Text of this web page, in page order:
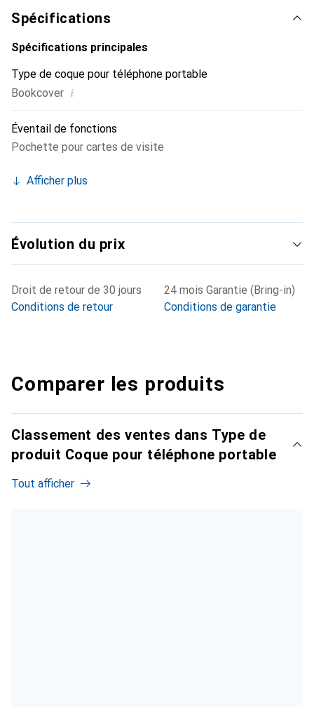
exigeante.
Spécifications
Spécifications principales
Type de coque pour téléphone portable
Bookcover i
Éventail de fonctions
Pochette pour cartes de visite
Afficher plus
Évolution du prix
Droit de retour de 30 jours
Conditions de retour
24 mois Garantie (Bring-in)
Conditions de garantie
Comparer les produits
Classement des ventes dans Type de
produit Coque pour téléphone portable
Tout afficher